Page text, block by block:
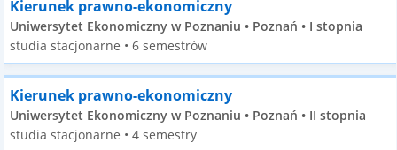
Kierunek prawno-ekonomiczny
Uniwersytet Ekonomiczny w Poznaniu • Poznań • I stopnia
studia stacjonarne • 6 semestrów
Kierunek prawno-ekonomiczny
Uniwersytet Ekonomiczny w Poznaniu • Poznań • II stopnia
studia stacjonarne • 4 semestry